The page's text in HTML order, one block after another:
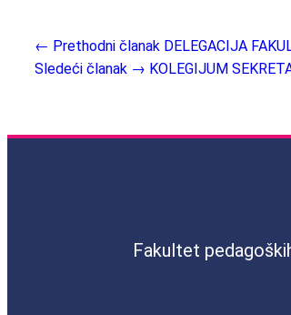
← Prethodni članak DELEGACIJA
Sledeći članak → KOLEGIJUM
Fakultet